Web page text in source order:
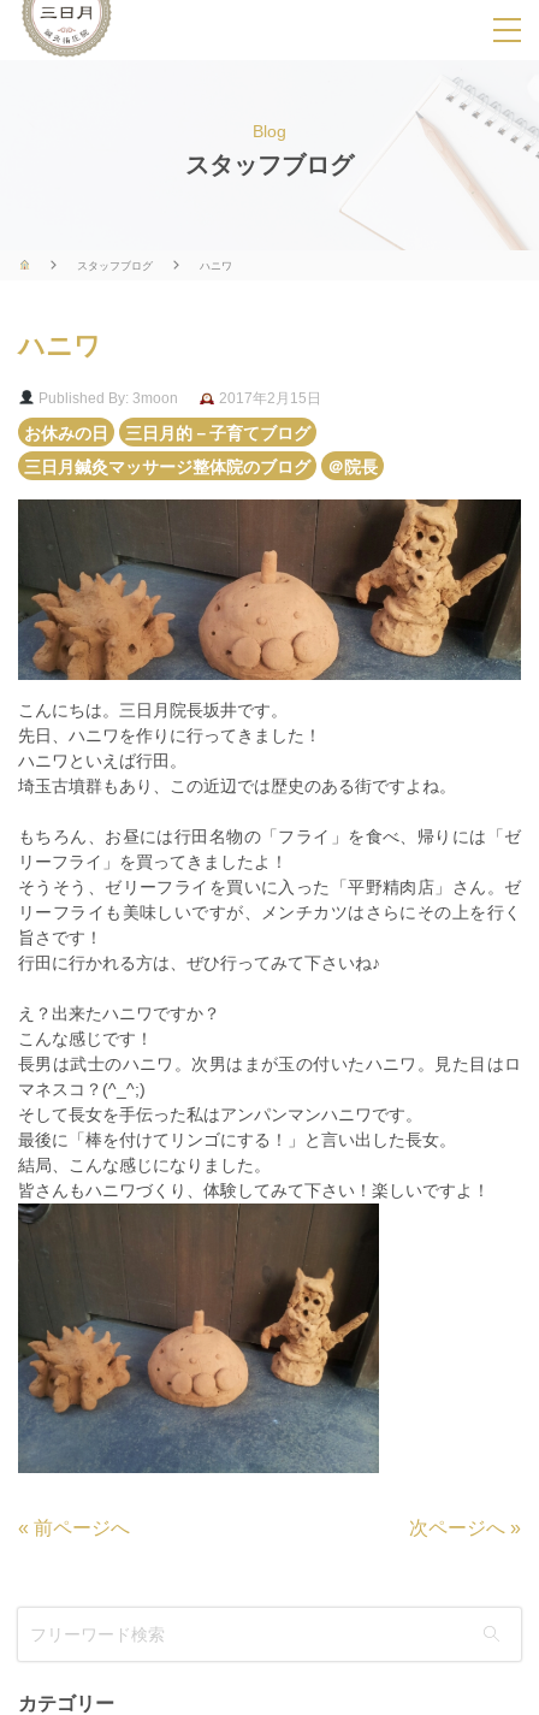
SPメニ
ー
展
用
ボ
Blog
スタッフブログ
スタッフブログ ハニワ
ハニワ
Published By: 3moon
2017年2月15日
お休みの日
三日月的－子育てブログ
三日月鍼灸マッサージ整体院のブログ
＠院長
こんにちは。三日月院長坂井です。
先日、ハニワを作りに行ってきました！
ハニワといえば行田。
埼玉古墳群もあり、この近辺では歴史のある街ですよね。
もちろん、お昼には行田名物の「フライ」を食べ、帰りには「ゼ
リーフライ」を買ってきましたよ！
そうそう、ゼリーフライを買いに入った「平野精肉店」さん。ゼ
リーフライも美味しいですが、メンチカツはさらにその上を行く
旨さです！
行田に行かれる方は、ぜひ行ってみて下さいね♪
え？出来たハニワですか？
こんな感じです！
長男は武士のハニワ。次男はまが玉の付いたハニワ。見た目はロ
マネスコ？(^_^;)
そして長女を手伝った私はアンパンマンハニワです。
最後に「棒を付けてリンゴにする！」と言い出した長女。
結局、こんな感じになりました。
皆さんもハニワづくり、体験してみて下さい！楽しいですよ！
« 前ページへ 次ページへ »
カテゴリー